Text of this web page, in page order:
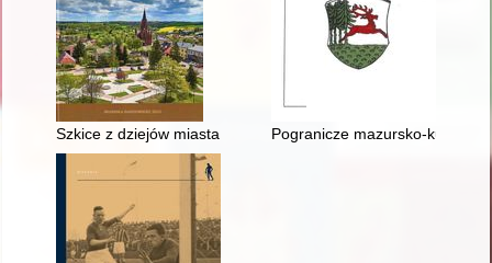
Szkice z dziejów miasta i gminy Iwaniska do początków XX
Pogranicze mazursko-